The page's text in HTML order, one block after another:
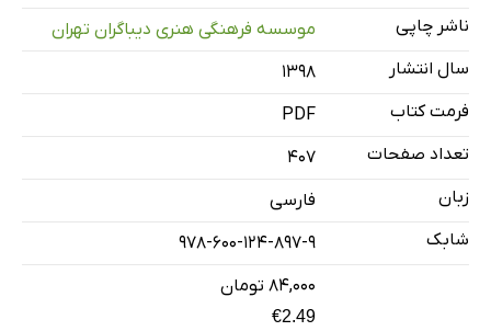
ناشر چاپی
موسسه فرهنگی هنری دیباگران تهران
سال انتشار
۱۳۹۸
فرمت کتاب
PDF
تعداد صفحات
407
زبان
فارسی
شابک
978-600-124-897-9
۸۴,۰۰۰ تومان
€2.49